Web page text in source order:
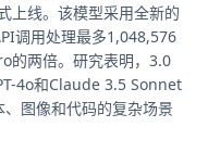
上线。该模型采用全新的
调用处理最多1,048,576
的两倍。研究表明，3.0
4o和Claude 3.5 Sonnet
图像和代码的复杂场景